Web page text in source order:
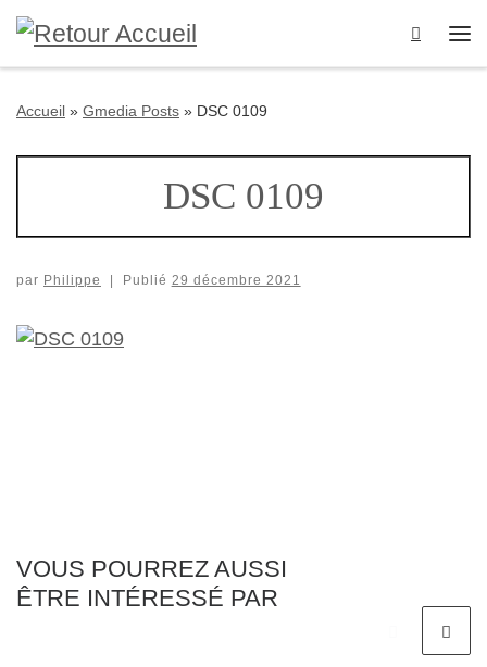
Passer au contenu
Search
Accueil » Gmedia Posts » DSC 0109
DSC 0109
par Philippe Publié 29 décembre 2021
VOUS POURREZ AUSSI
ÊTRE INTÉRESSÉ PAR